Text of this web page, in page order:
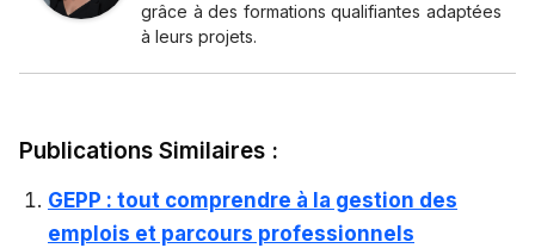
grâce à des formations qualifiantes adaptées
à leurs projets.
Publications Similaires :
GEPP : tout comprendre à la gestion des
emplois et parcours professionnels